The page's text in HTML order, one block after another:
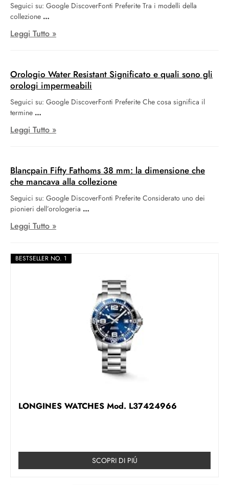
BESTSELLER NO. 1
LONGINES WATCHES Mod. L37424966
SCOPRI DI PIÚ
Seguici su: Google DiscoverFonti Preferite Tra i modelli della
collezione
Leggi Tutto »
Orologio Water Resistant Significato e quali sono gli
orologi impermeabili
Seguici su: Google DiscoverFonti Preferite Che cosa significa il
termine
Leggi Tutto »
Blancpain Fifty Fathoms 38 mm: la dimensione che
che mancava alla collezione
Seguici su: Google DiscoverFonti Preferite Considerato uno dei
pionieri dell’orologeria
Leggi Tutto »